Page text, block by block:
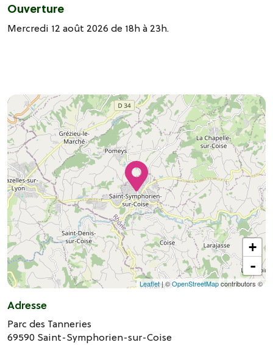
Ouverture
Mercredi 12 août 2026 de 18h à 23h.
+
-
Leaflet| ©OpenStreetMapcontributors ©
Adresse
Parc des Tanneries
69590 Saint-Symphorien-sur-Coise